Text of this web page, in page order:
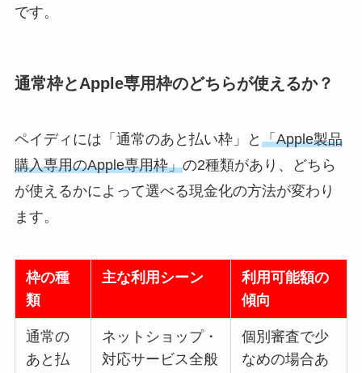
です。
通常枠とApple専用枠のどちらが使えるか？
ペイディには「通常のあと払い枠」と 「Apple製品
購入専用のApple専用枠」の2種類があり、どちら
が使えるかによって選べる現金化の方法が変わり
ます。
枠の種
類
主な利用シーン
利用可能額の
傾向
通常の
あと払
ネットショップ・
対応サービス全般
個別審査で少
なめの場合あ